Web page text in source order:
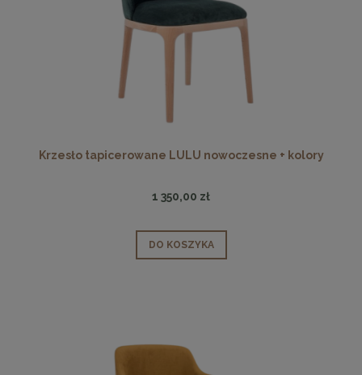
Krzesło tapicerowane LULU nowoczesne + kolory
1 350,00 zł
DO KOSZYKA